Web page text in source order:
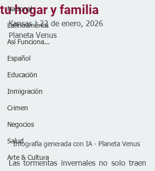
Nacional
Latinoamérica
Así Funciona...
Español
Educación
Inmigración
Crimen
Negocios
Salud
Arte & Cultura
tu hogar y familia
Kansas | 22 de enero, 2026
Planeta Venus
Infografía generada con IA - Planeta Venus
Las tormentas invernales no solo traen